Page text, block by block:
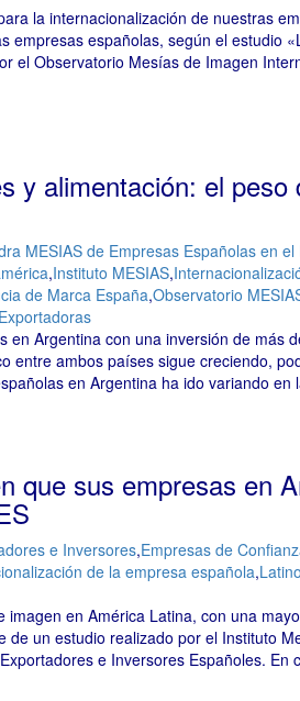
la internacionalización de nuestras
empresas españolas, según el estudio
el Observatorio Mesías de Imagen
y alimentación: el
MESIAS de Empresas Españolas en el
,Instituto MESIAS,
de Marca España,Observatorio
en Argentina con una inversión de más
entre ambos países sigue creciendo,
en Argentina ha ido variando
que sus empresas en
e Inversores,Empresas de
de la empresa española,
en América Latina, con una
un estudio realizado por el Instituto
e Inversores Españoles.